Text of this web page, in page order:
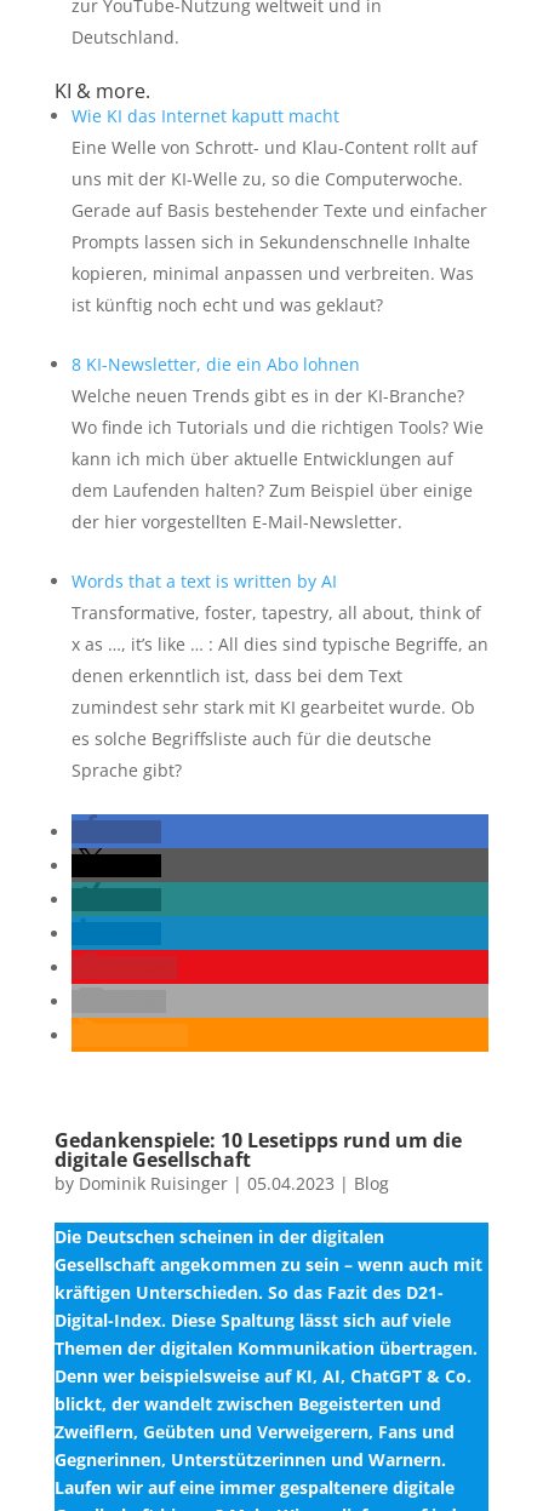
zur YouTube-Nutzung weltweit und in
Deutschland.
KI & more.
Wie KI das Internet kaputt macht
Eine Welle von Schrott- und Klau-Content rollt auf
uns mit der KI-Welle zu, so die Computerwoche.
Gerade auf Basis bestehender Texte und einfacher
Prompts lassen sich in Sekundenschnelle Inhalte
kopieren, minimal anpassen und verbreiten. Was
ist künftig noch echt und was geklaut?
8 KI-Newsletter, die ein Abo lohnen
Welche neuen Trends gibt es in der KI-Branche?
Wo finde ich Tutorials und die richtigen Tools? Wie
kann ich mich über aktuelle Entwicklungen auf
dem Laufenden halten? Zum Beispiel über einige
der hier vorgestellten E-Mail-Newsletter.
Words that a text is written by AI
Transformative, foster, tapestry, all about, think of
x as …, it’s like … : All dies sind typische Begriffe, an
denen erkenntlich ist, dass bei dem Text
zumindest sehr stark mit KI gearbeitet wurde. Ob
es solche Begriffsliste auch für die deutsche
Sprache gibt?
Gedankenspiele: 10 Lesetipps rund um die
digitale Gesellschaft
by Dominik Ruisinger| 05.04.2023 | Blog
Die Deutschen scheinen in der digitalen
Gesellschaft angekommen zu sein – wenn auch mit
kräftigen Unterschieden. So das Fazit des D21-
Digital-Index. Diese Spaltung lässt sich auf viele
Themen der digitalen Kommunikation übertragen.
Denn wer beispielsweise auf KI, AI, ChatGPT & Co.
blickt, der wandelt zwischen Begeisterten und
Zweiflern, Geübten und Verweigerern, Fans und
Gegnerinnen, Unterstützerinnen und Warnern.
Laufen wir auf eine immer gespaltenere digitale